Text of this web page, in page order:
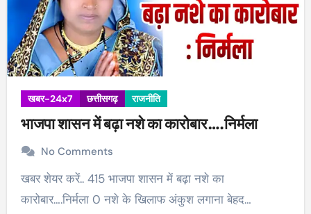
खबर-24x7 छत्तीसगढ़ राजनीति
भाजपा शासन में बढ़ा नशे का कारोबार….निर्मला
No Comments
खबर शेयर करें.. 415 भाजपा शासन में बढ़ा नशे का
कारोबार….निर्मला 0 नशे के खिलाफ अंकुश लगाना बेहद…